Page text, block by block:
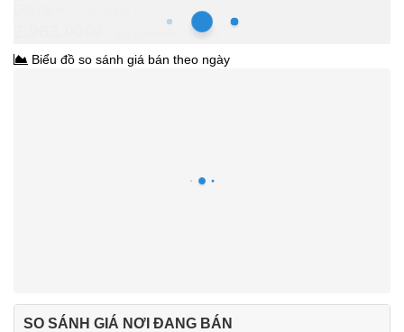
-5%
Biểu đồ so sánh giá bán theo ngày
SO SÁNH GIÁ NƠI ĐANG BÁN